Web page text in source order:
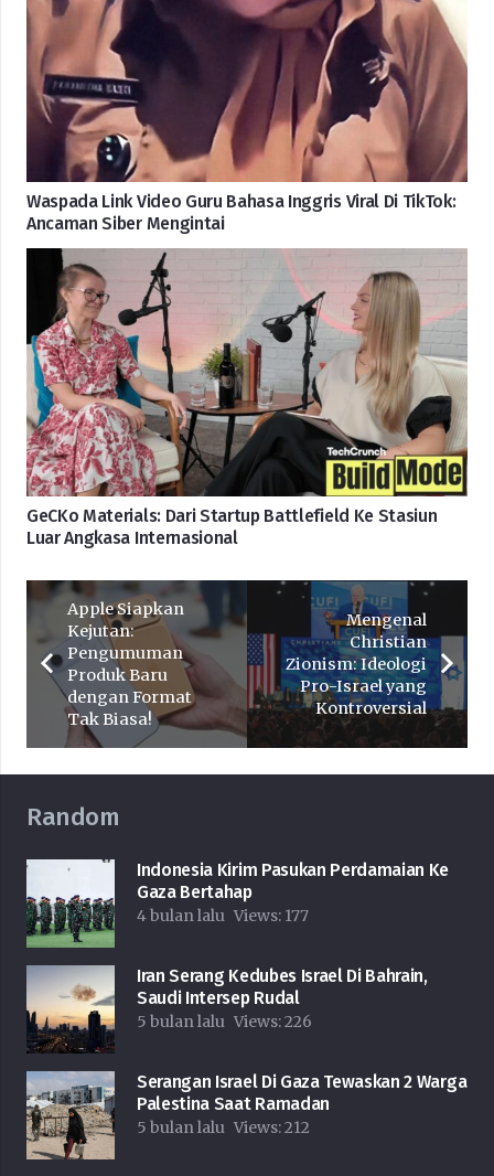
Waspada Link Video Guru Bahasa Inggris Viral Di TikTok:
Ancaman Siber Mengintai
GeCKo Materials: Dari Startup Battlefield Ke Stasiun
Luar Angkasa Internasional
Apple Siapkan
Kejutan:
Pengumuman
Produk Baru
dengan Format
Tak Biasa!
Mengenal
Christian
Zionism: Ideologi
Pro-Israel yang
Kontroversial
Random
Indonesia Kirim Pasukan Perdamaian Ke
Gaza Bertahap
4 bulan lalu Views: 177
Iran Serang Kedubes Israel Di Bahrain,
Saudi Intersep Rudal
5 bulan lalu Views:226
Serangan Israel Di Gaza Tewaskan 2 Warga
Palestina Saat Ramadan
5 bulan lalu Views:212